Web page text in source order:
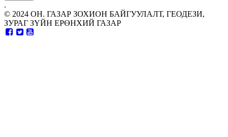
.
© 2024 ОН. ГАЗАР ЗОХИОН БАЙГУУЛАЛТ, ГЕОДЕЗИ,
ЗУРАГ ЗҮЙН ЕРӨНХИЙ ГАЗАР